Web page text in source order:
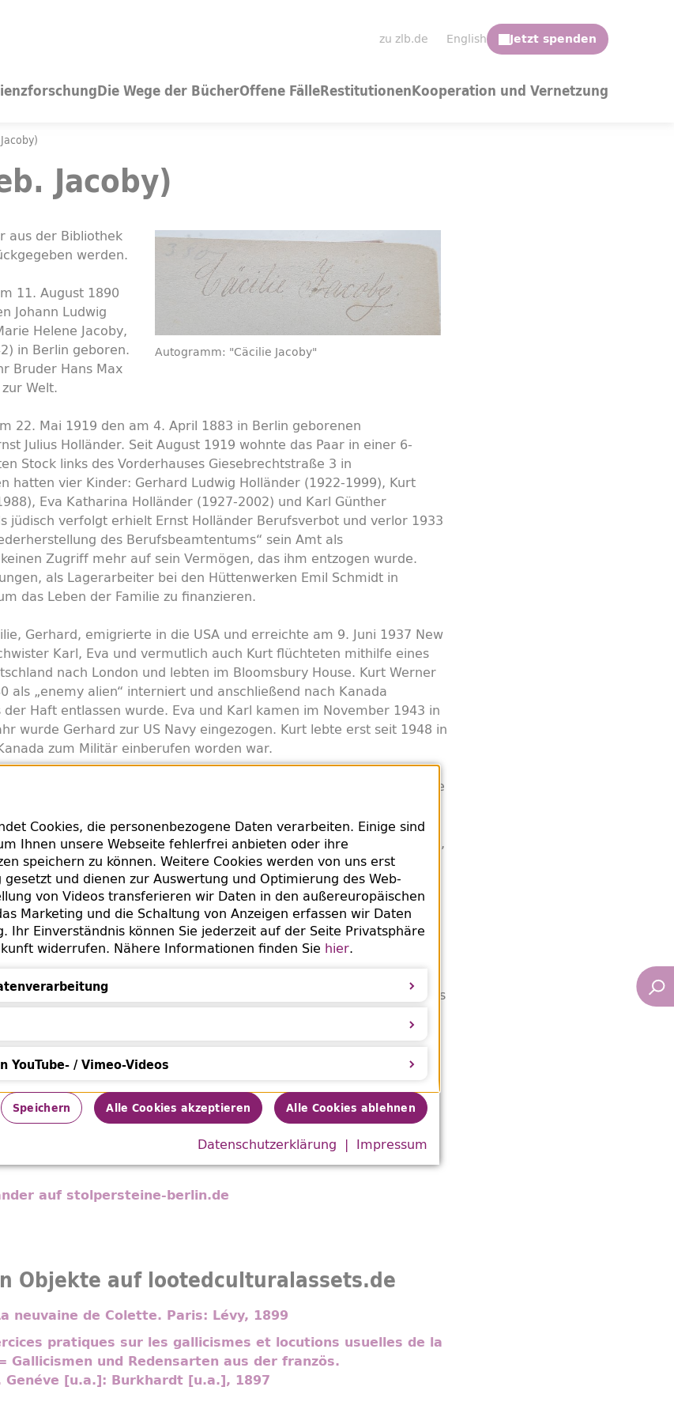
zu zlb.de English
Die Wege der BücherOffene FälleRestitutionenKooperation und Vernetzung
Jacoby)
Autogramm: "Cäcilie Jacoby"
aus der Bibliothek
werden.
11. August 1890
Johann Ludwig
Helene Jacoby,
in Berlin geboren.
Bruder Hans Max
Welt.
22. Mai 1919 den am 4. April 1883 in Berlin geborenen
Julius Holländer. Seit August 1919 wohnte das Paar in einer 6-
Stock links des Vorderhauses Giesebrechtstraße 3 in
hatten vier Kinder: Gerhard Ludwig Holländer (1922-1999), Kurt
Eva Katharina Holländer (1927-2002) und Karl Günther
jüdisch verfolgt erhielt Ernst Holländer Berufsverbot und verlor 1933
des Berufsbeamtentums“ sein Amt als
Zugriff mehr auf sein Vermögen, das ihm entzogen wurde.
als Lagerarbeiter bei den Hüttenwerken Emil Schmidt in
das Leben der Familie zu finanzieren.
Gerhard, emigrierte in die USA und erreichte am 9. Juni 1937 New
Karl, Eva und vermutlich auch Kurt flüchteten mithilfe eines
nach London und lebten im Bloomsbury House. Kurt Werner
als „enemy alien“ interniert und anschließend nach Kanada
Haft entlassen wurde. Eva und Karl kamen im November 1943 in
wurde Gerhard zur US Navy eingezogen. Kurt lebte erst seit 1948 in
zum Militär einberufen worden war.
Cäcilie und Ernst Holländer ihre Wohnung in der Giesebrechtstraße
und kamen in das Sammellager in der Synagoge
und alle darin befindlichen Gegenstände wurden
erfolgte die Deportation von Grunewald in das Ghetto Minsk,
Ihr nachträglich festgelegtes Sterbedatum ist der 31. Dezember
Bücher wurde im Zugangsbuch „J“ erfasst. Demnach gehört es zu
die die Berliner Stadtbibliothek 1943 von der städtischen
Bücher aus den letzten Wohnungen deportierter, als jüdisch
1945 eingearbeiteten Bände wurden vorwiegend dem
eine Lieferantenbezeichnung, die häufig für Bestände aus
wurde. Daher ist davon auszugehen, dass auch das zweite Buch
in die Bibliothek gelangte.
Informationen
zur Restitution
auf stolpersteine-berlin.de
Objekte auf lootedculturalassets.de
neuvaine de Colette. Paris: Lévy, 1899
pratiques sur les gallicismes et locutions usuelles de la
Gallicismen und Redensarten aus der französ.
Genéve [u.a.]: Burkhardt [u.a.], 1897
Cookies, die personenbezogene Daten verarbeiten. Einige sind
Ihnen unsere Webseite fehlerfrei anbieten oder ihre
speichern zu können. Weitere Cookies werden von uns erst
und dienen zur Auswertung und Optimierung des Web-
von Videos transferieren wir Daten in den außereuropäischen
Marketing und die Schaltung von Anzeigen erfassen wir Daten
Ihr Einverständnis können Sie jederzeit auf der Seite Privatsphäre
widerrufen. Nähere Informationen finden Sie hier.
YouTube- / Vimeo-Videos
/ Vimeo-Videos
Speichern Alle Cookies akzeptieren Alle Cookies ablehnen
Datenschutzerklärung Impressum